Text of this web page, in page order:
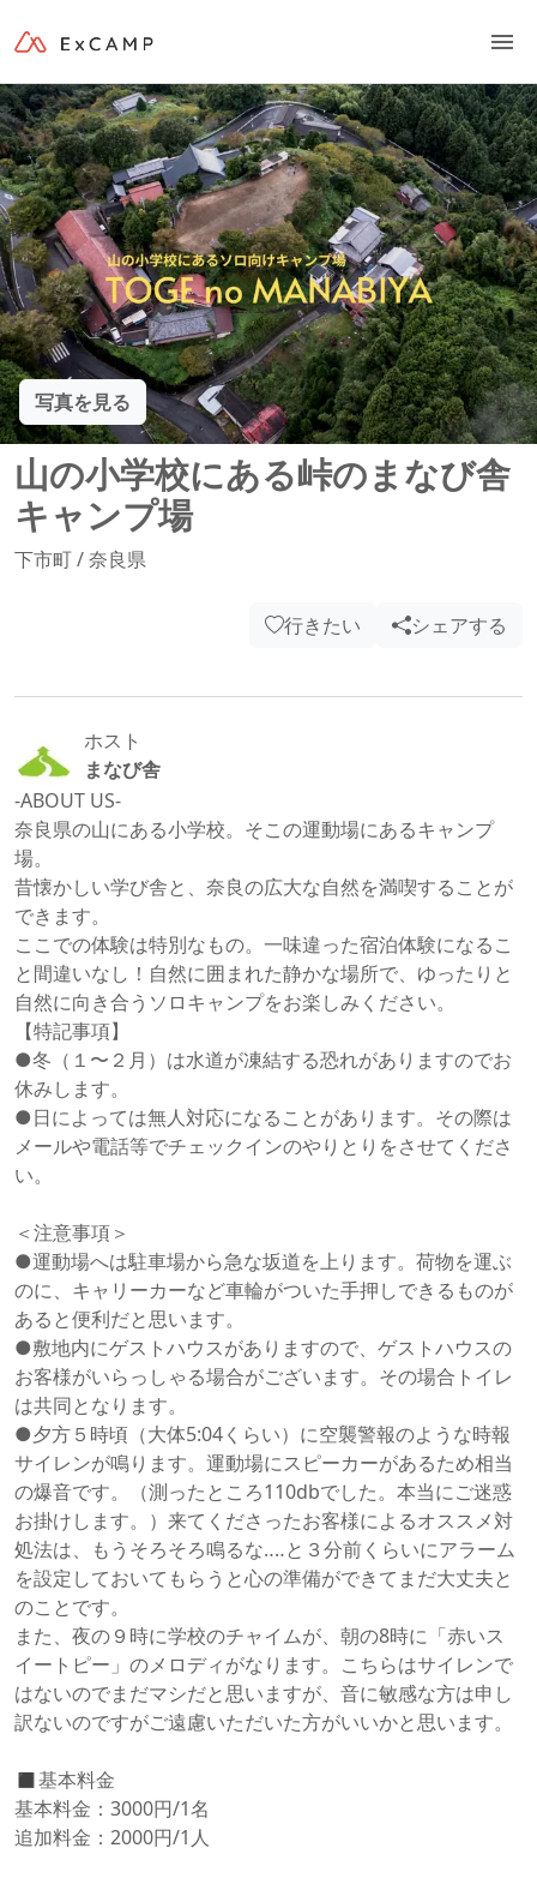
写真を見る
山の小学校にある峠のまなび舎
キャンプ場
下市町/奈良県
行きたい シェアする
ホスト
まなび舎
-ABOUT US-
奈良県の山にある小学校。そこの運動場にあるキャンプ
場。
昔懐かしい学び舎と、奈良の広大な自然を満喫することが
できます。
ここでの体験は特別なもの。一味違った宿泊体験になるこ
と間違いなし！自然に囲まれた静かな場所で、ゆったりと
自然に向き合うソロキャンプをお楽しみください。
【特記事項】
●冬（１〜２月）は水道が凍結する恐れがありますのでお
休みします。
●日によっては無人対応になることがあります。その際は
メールや電話等でチェックインのやりとりをさせてくださ
い。
＜注意事項＞
●運動場へは駐車場から急な坂道を上ります。荷物を運ぶ
のに、キャリーカーなど車輪がついた手押しできるものが
あると便利だと思います。
●敷地内にゲストハウスがありますので、ゲストハウスの
お客様がいらっしゃる場合がございます。その場合トイレ
は共同となります。
●夕方５時頃（大体5:04くらい）に空襲警報のような時報
サイレンが鳴ります。運動場にスピーカーがあるため相当
の爆音です。（測ったところ110dbでした。本当にご迷惑
お掛けします。）来てくださったお客様によるオススメ対
処法は、もうそろそろ鳴るな‥‥と３分前くらいにアラーム
を設定しておいてもらうと心の準備ができてまだ大丈夫と
のことです。
また、夜の９時に学校のチャイムが、朝の8時に「赤いス
イートピー」のメロディがなります。こちらはサイレンで
はないのでまだマシだと思いますが、音に敏感な方は申し
訳ないのですがご遠慮いただいた方がいいかと思います。
◼️基本料金
基本料金：3000円/1名
追加料金：2000円/1人